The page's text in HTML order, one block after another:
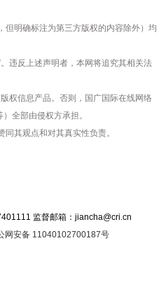
但明确标注为第三方版权的内容除外）均
违反上述声明者，本网将追究其相关法
权信息产品。否则，国广国际在线网络
全部由侵权方承担。
其观点和对其真实性负责。
监督邮箱：jiancha@cri.cn
网安备 11040102700187号